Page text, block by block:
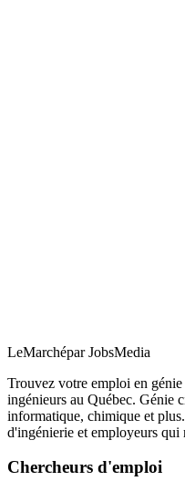
LeMarchépar JobsMedia
Trouvez votre emploi en
ingénieurs au Québec. Génie
informatique, chimique et
d'ingénierie et employeurs qui
Chercheurs d'emploi